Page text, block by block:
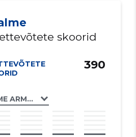
skoorid
ARMA RATSATALU FIE
390